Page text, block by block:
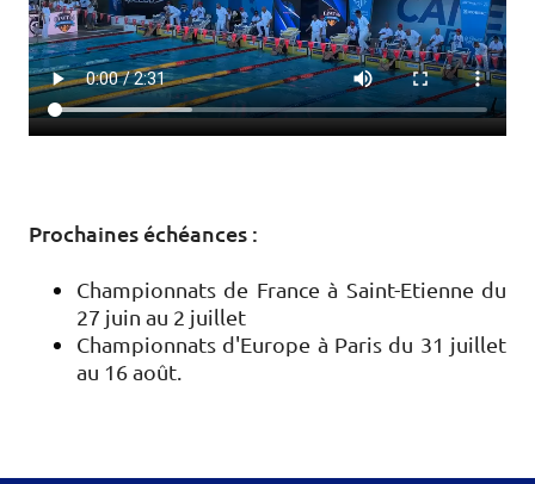
Prochaines échéances :
Championnats de France à Saint-Etienne du
27 juin au 2 juillet
Championnats d'Europe à Paris du 31 juillet
au 16 août.